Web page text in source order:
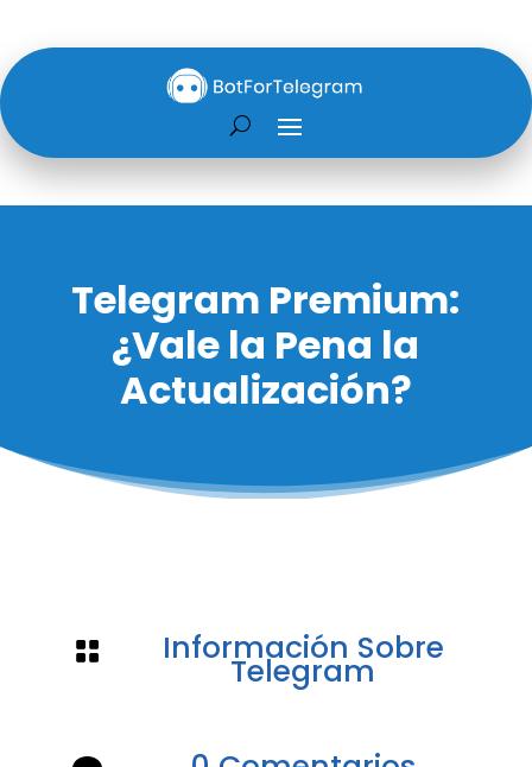
Telegram Premium:
¿Vale la Pena la
Actualización?
 Información Sobre
Telegram